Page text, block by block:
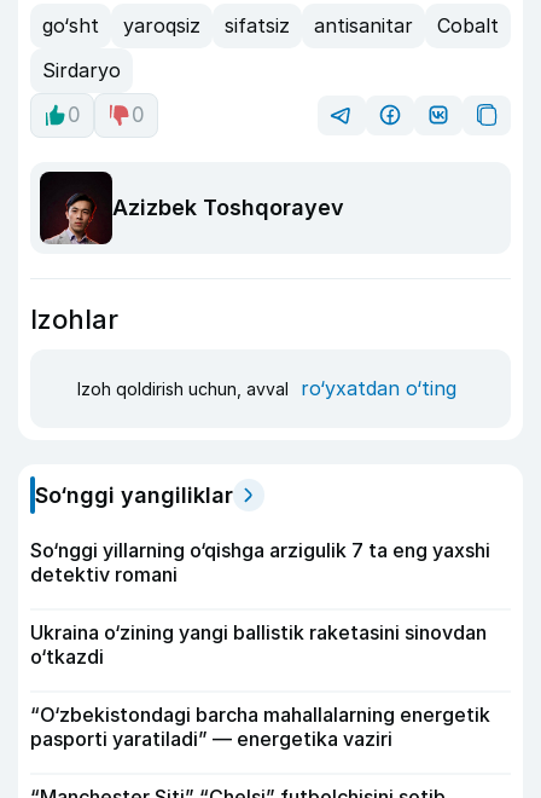
go‘sht yaroqsiz sifatsiz antisanitar
Cobalt
Sirdaryo
0
0
Azizbek Toshqorayev
Izohlar
Izoh qoldirish uchun, avval ro‘yxatdan o‘ting
So‘nggi yangiliklar
So‘nggi yillarning o‘qishga arzigulik 7 ta eng yaxshi
detektiv romani
Ukraina o‘zining yangi ballistik raketasini sinovdan
o‘tkazdi
“O‘zbekistondagi barcha mahallalarning energetik
pasporti yaratiladi” — energetika vaziri